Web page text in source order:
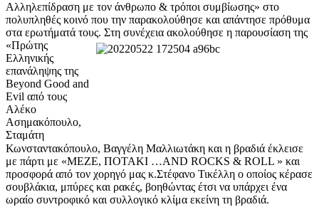
Αλληλεπίδραση με τον άνθρωπο & τρόποι συμβίωσης» στο
πολυπληθές κοινό που την παρακολούθησε και απάντησε πρόθυμα
στα ερωτήματά τους. Στη συνέχεια ακολούθησε η παρουσίαση της
«Πρώτης
Ελληνικής
επανάληψης της
Beyond Good and
Evil από τους
Αλέκο
Ασημακόπουλο,
Σταμάτη
Κωνσταντακόπουλο, Βαγγέλη Μαλλιωτάκη και η βραδιά έκλεισε
με πάρτι με «MEZE, ΠΟΤΑΚΙ …AND ROCKS & ROLL » και
προσφορά από τον χορηγό μας κ.Στέφανο Τικέλλη ο οποίος κέρασε
σουβλάκια, μπύρες και ρακές, βοηθώντας έτσι να υπάρχει ένα
ωραίο συντροφικό και συλλογικό κλίμα εκείνη τη βραδιά.